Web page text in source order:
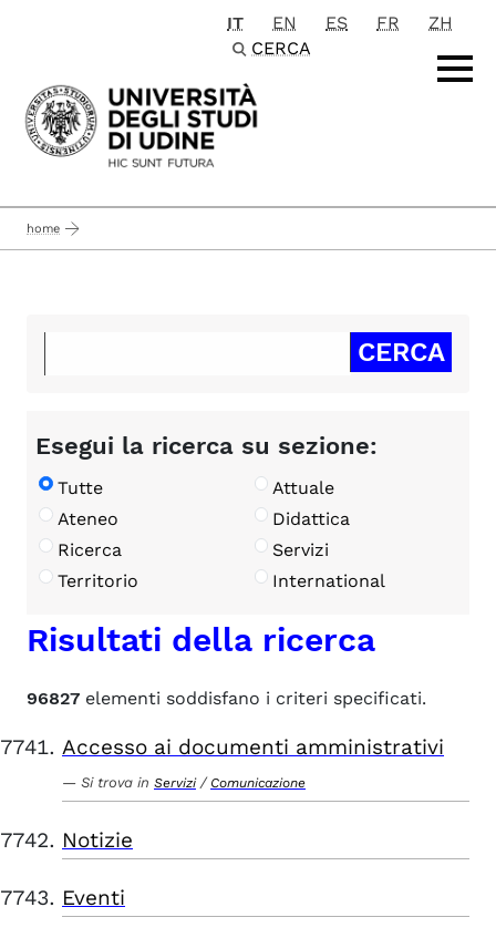
Passa al contenuto principale
IT EN ES FR
ZH
CERCA
home
Esegui la ricerca su sezione:
Tutte
Attuale
Ateneo
Didattica
Ricerca
Servizi
Territorio
International
Risultati della ricerca
96827 elementi soddisfano i criteri specificati.
Accesso ai documenti amministrativi
Si trova in Servizi / Comunicazione
Notizie
Eventi